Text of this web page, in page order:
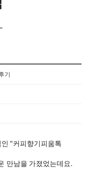
기
"커피향기피움톡
만남을 가졌었는데요.